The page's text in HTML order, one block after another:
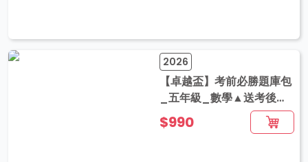
2026
【卓越盃】考前必勝題庫包
_五年級_數學▲送考後影
音解題
$990